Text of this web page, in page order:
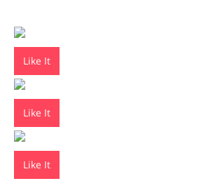
Like It
Like It
Like It